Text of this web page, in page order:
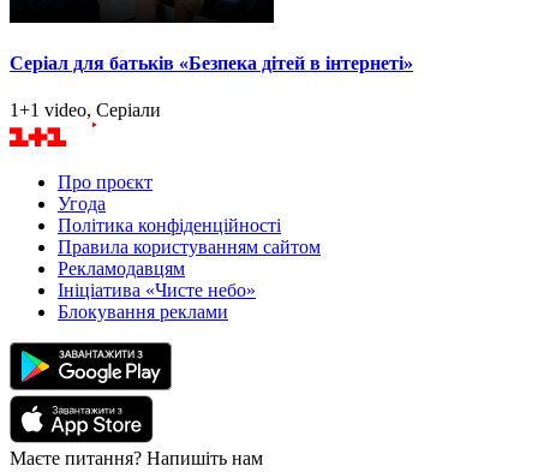
Серіал для батьків «Безпека дітей в інтернеті»
1+1 video, Серіали
Про проєкт
Угода
Політика конфіденційності
Правила користуванням сайтом
Рекламодавцям
Ініціатива «Чисте небо»
Блокування реклами
Маєте питання? Напишіть нам